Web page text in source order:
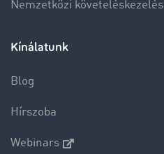
Nemzetközi követeléskezelés
Kínálatunk
Blog
Hírszoba
Webinars